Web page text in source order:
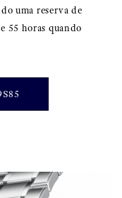
uma reserva de
55 horas quando